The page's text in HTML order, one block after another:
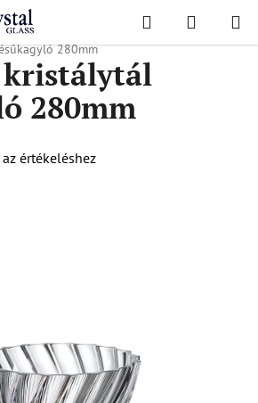
Keresés KOSÁR
/ Karácsonyi ajánlat Karácsonyi áruk
/
280mm
kristálytál
280mm
az értékeléshez